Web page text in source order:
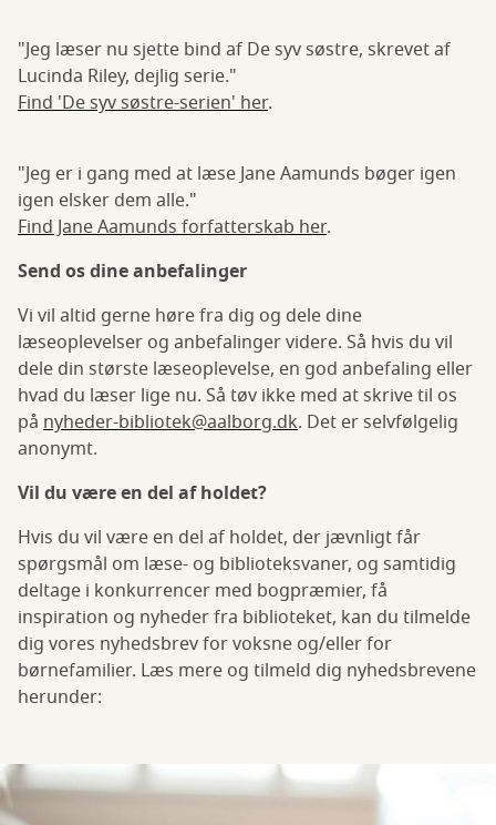
"Jeg læser nu sjette bind af De syv søstre, skrevet af
Lucinda Riley, dejlig serie."
Find 'De syv søstre-serien' her.
"Jeg er i gang med at læse Jane Aamunds bøger igen
igen elsker dem alle."
Find Jane Aamunds forfatterskab her.
Send os dine anbefalinger
Vi vil altid gerne høre fra dig og dele dine
læseoplevelser og anbefalinger videre. Så hvis du vil
dele din største læseoplevelse, en god anbefaling eller
hvad du læser lige nu. Så tøv ikke med at skrive til os
på nyheder-bibliotek@aalborg.dk. Det er selvfølgelig
anonymt.
Vil du være en del af holdet?
Hvis du vil være en del af holdet, der jævnligt får
spørgsmål om læse- og biblioteksvaner, og samtidig
deltage i konkurrencer med bogpræmier, få
inspiration og nyheder fra biblioteket, kan du tilmelde
dig vores nyhedsbrev for voksne og/eller for
børnefamilier. Læs mere og tilmeld dig nyhedsbrevene
herunder: